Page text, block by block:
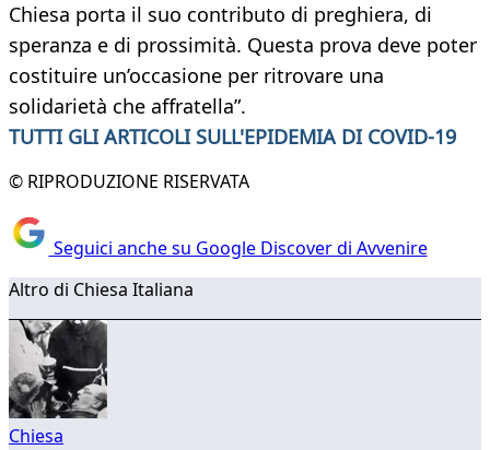
Chiesa porta il suo contributo di preghiera, di
speranza e di prossimità. Questa prova deve poter
costituire un’occasione per ritrovare una
solidarietà che affratella”.
TUTTI GLI ARTICOLI SULL'EPIDEMIA DI COVID-19
© RIPRODUZIONE RISERVATA
Seguici anche su Google Discover di Avvenire
Altro di Chiesa Italiana
Chiesa